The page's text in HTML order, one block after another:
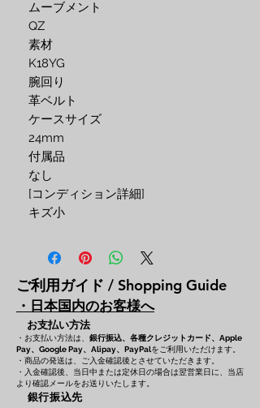
ムーブメント
QZ
素材
K18YG
腕回り
革ベルト
ケースサイズ
24mm
付属品
なし
[コンディション詳細]
キズ小
ご利用ガイド / Shopping Guide
・日本国内のお客様へ
お支払い方法
・お支払い方法は、 銀行振込、各種クレジットカード、 Apple
Pay、Google Pay、Alipay、PayPalをご利用いただけます。
・商品の発送は、ご入金確認後とさせていただきます。
・入金確認後、当日中または定休日の場合は翌営業日に、当店
より確認メールをお送りいたします。
銀行振込先